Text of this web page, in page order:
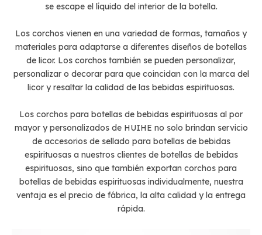
se escape el líquido del interior de la botella.
Los corchos vienen en una variedad de formas, tamaños y
materiales para adaptarse a diferentes diseños de botellas
de licor. Los corchos también se pueden personalizar,
personalizar o decorar para que coincidan con la marca del
licor y resaltar la calidad de las bebidas espirituosas.
Los corchos para botellas de bebidas espirituosas al por
mayor y personalizados de HUIHE no solo brindan servicio
de accesorios de sellado para botellas de bebidas
espirituosas a nuestros clientes de botellas de bebidas
espirituosas, sino que también exportan corchos para
botellas de bebidas espirituosas individualmente, nuestra
ventaja es el precio de fábrica, la alta calidad y la entrega
rápida.